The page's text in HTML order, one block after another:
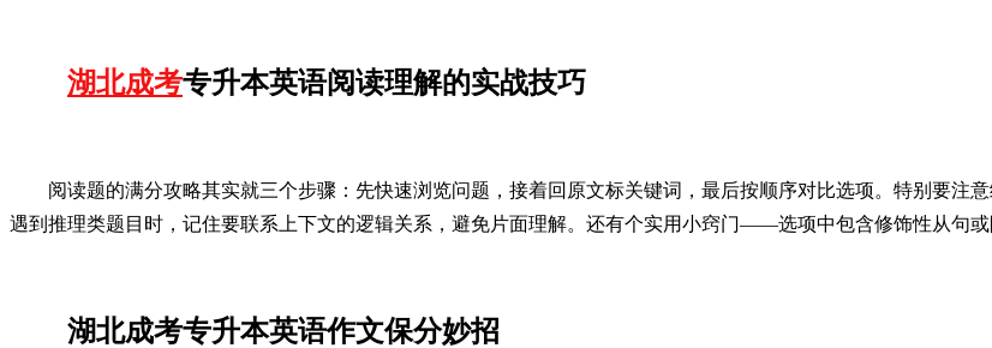
湖北成考专升本英语阅读理解的实战技巧
阅读题的满分攻略其实就三个步骤：先快速浏览问题，接着回原文标关键词，最后按顺序对比选项。特别要注
遇到推理类题目时，记住要联系上下文的逻辑关系，避免片面理解。还有个实用小窍门——选项中包含修饰性从句或
湖北成考专升本英语作文保分妙招